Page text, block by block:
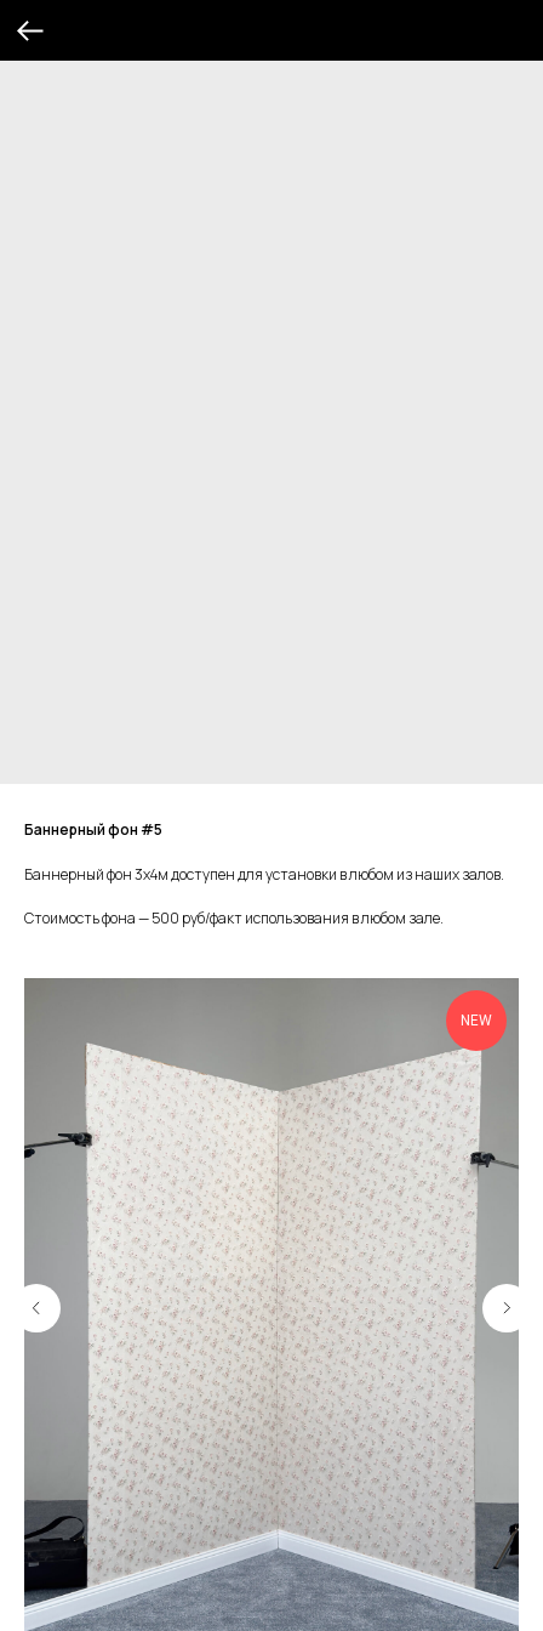
Баннерный фон #5
Баннерный фон 3х4м доступен для установки в любом из наших залов.
Стоимость фона — 500 руб/факт использования в любом зале.
NEW